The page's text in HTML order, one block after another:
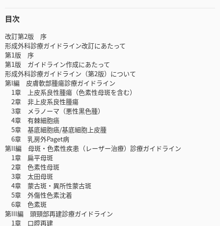
目次
改訂第2版 序
形成外科診療ガイドライン改訂にあたって
第1版 序
第1版 ガイドライン作成にあたって
形成外科診療ガイドライン（第2版）について
第I編 皮膚軟部腫瘍診療ガイドライン
1章 上皮系良性腫瘍（色素性母斑を含む）
2章 非上皮系良性腫瘍
3章 メラノーマ（悪性黒色腫）
4章 有棘細胞癌
5章 基底細胞癌/基底細胞上皮腫
6章 乳房外Paget病
第II編 母斑・色素性疾患（レーザー治療）診療ガイドライン
1章 扁平母斑
2章 色素性母斑
3章 太田母斑
4章 蒙古斑・異所性蒙古斑
5章 外傷性色素沈着
6章 色素斑
第III編 頭頸部再建診療ガイドライン
1章 口腔再建